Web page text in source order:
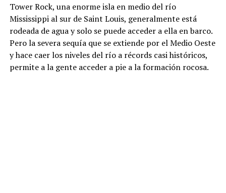
Tower Rock, una enorme isla en medio del río
Mississippi al sur de Saint Louis, generalmente está
rodeada de agua y solo se puede acceder a ella en barco.
Pero la severa sequía que se extiende por el Medio Oeste
y hace caer los niveles del río a récords casi históricos,
permite a la gente acceder a pie a la formación rocosa.